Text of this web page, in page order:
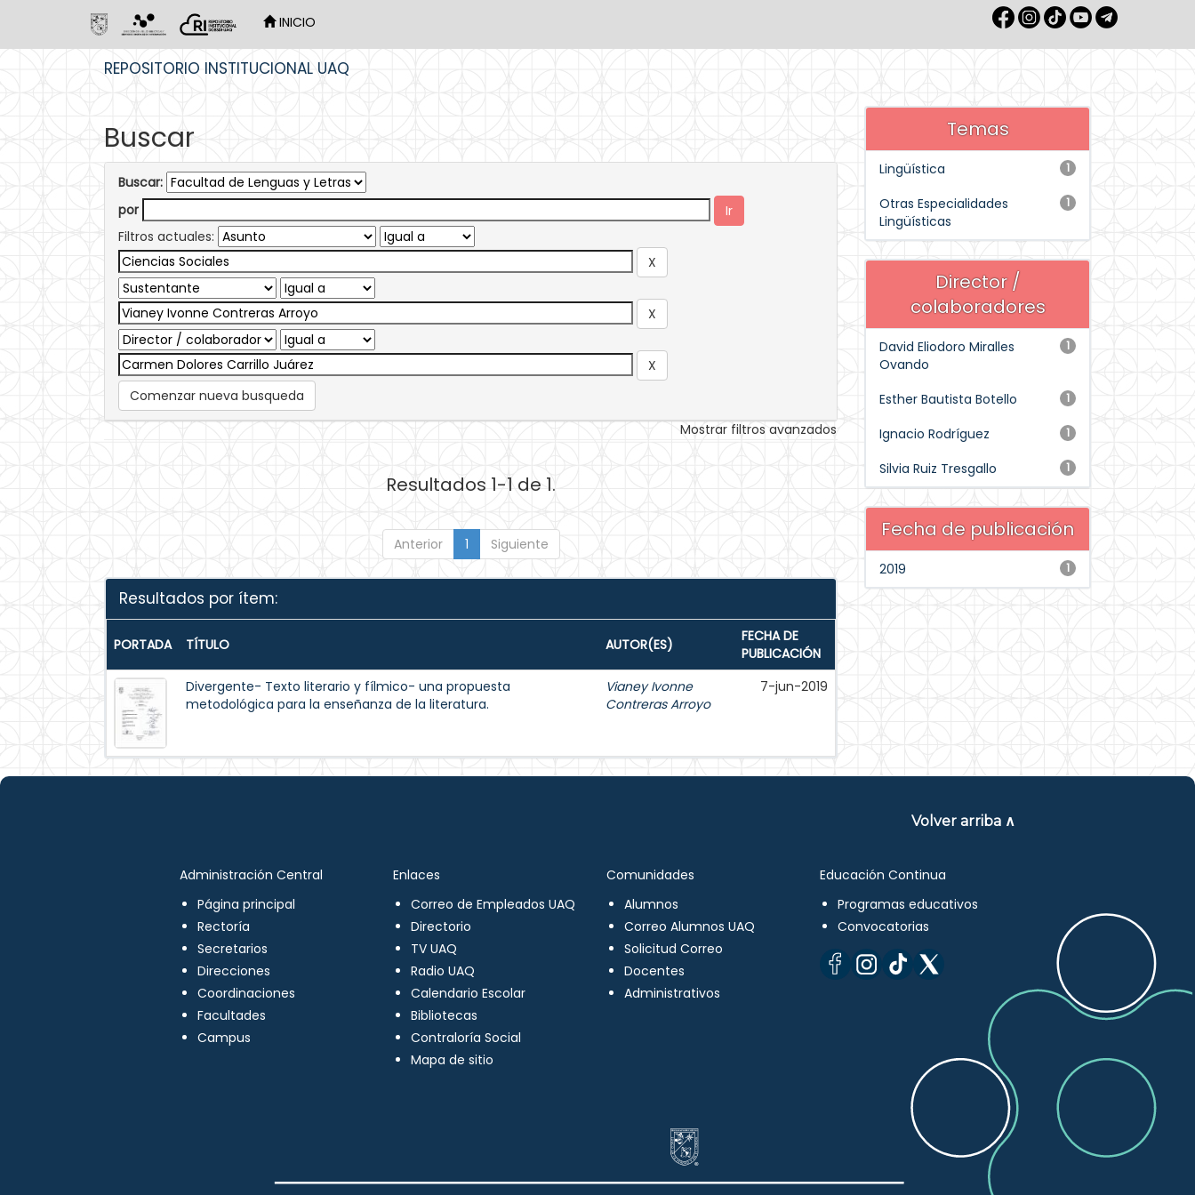
INICIO
REPOSITORIO INSTITUCIONAL UAQ
Buscar
Buscar:
por
Filtros actuales:
Comenzar nueva busqueda
Mostrar filtros avanzados
Resultados 1-1 de 1.
Anterior 1 Siguiente
Resultados por ítem:
PORTADA TÍTULO AUTOR(ES)
FECHA DE
PUBLICACIÓN
Divergente- Texto literario y fílmico- una propuesta
metodológica para la enseñanza de la literatura.
Vianey Ivonne
Contreras Arroyo
7-jun-2019
Temas
1
Lingüística
1
Otras Especialidades
Lingüísticas
Director /
colaboradores
1
David Eliodoro Miralles
Ovando
1
Esther Bautista Botello
1
Ignacio Rodríguez
1
Silvia Ruiz Tresgallo
Fecha de publicación
1
2019
Volver arriba ∧
Administración Central
Página principal
Rectoría
Secretarios
Direcciones
Coordinaciones
Facultades
Campus
Enlaces
Correo de Empleados UAQ
Directorio
TV UAQ
Radio UAQ
Calendario Escolar
Bibliotecas
Contraloría Social
Mapa de sitio
Comunidades
Alumnos
Correo Alumnos UAQ
Solicitud Correo
Docentes
Administrativos
Educación Continua
Programas educativos
Convocatorias